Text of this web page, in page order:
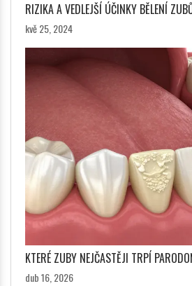
RIZIKA A VEDLEJŠÍ ÚČINKY BĚLENÍ
kvě 25, 2024
KTERÉ ZUBY NEJČASTĚJI TRPÍ
dub 16, 2026